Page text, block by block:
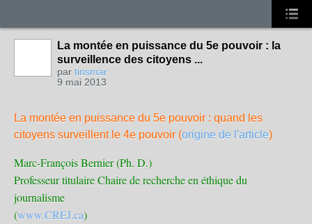
La montée en puissance du 5e pouvoir : la
surveillence des citoyens ...
par tinsmar
9 mai 2013
La montée en puissance du 5e pouvoir : quand les
citoyens surveillent le 4e pouvoir (origine de l'article)
Marc-François Bernier (Ph. D.)
Professeur titulaire Chaire de recherche en éthique du
journalisme
(www.CREJ.ca)